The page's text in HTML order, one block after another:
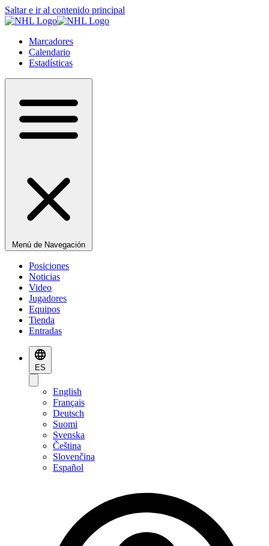
Saltar e ir al contenido principal
Marcadores
Calendario
Estadísticas
Menú de Navegación
Posiciones
Noticias
Video
Jugadores
Equipos
Tienda
Entradas
ES
English
Français
Deutsch
Suomi
Svenska
Čeština
Slovenčina
Español